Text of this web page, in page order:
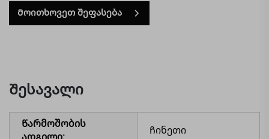
Მოითხოვეთ შეფასება
Შესავალი
Წარმოშობის
ადგილი:
Ჩინეთი